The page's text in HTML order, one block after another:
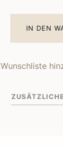
IN DEN
Wunschliste